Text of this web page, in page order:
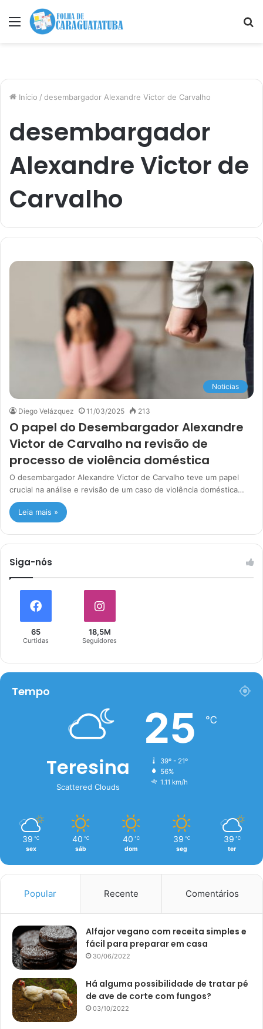
Menu
Início / desembargador Alexandre Victor de Carvalho
desembargador
Alexandre Victor de
Carvalho
Noticias
Diego Velázquez 11/03/2025 213
O papel do Desembargador Alexandre
Victor de Carvalho na revisão de
processo de violência doméstica
O desembargador Alexandre Victor de Carvalho teve um papel
crucial na análise e revisão de um caso de violência doméstica…
Leia mais »
Siga-nós
65
Curtidas
18,5M
Seguidores
Tempo
Teresina
Scattered Clouds
25 ℃
39º - 21º
56%
1.11 km/h
39 ℃
sex
40 ℃
sáb
40 ℃
dom
39 ℃
seg
39 ℃
ter
Popular Recente Comentários
Alfajor vegano com receita simples e
fácil para preparar em casa
30/06/2022
Há alguma possibilidade de tratar pé
de ave de corte com fungos?
03/10/2022